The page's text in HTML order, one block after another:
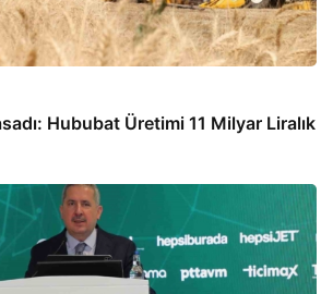
Hububat Üretimi 11 Milyar Liralık